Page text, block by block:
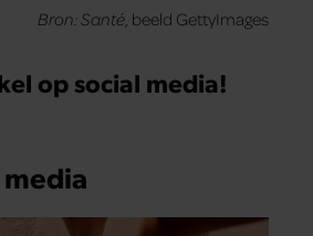
Bron: Santé , beeld GettyImages
op social media!